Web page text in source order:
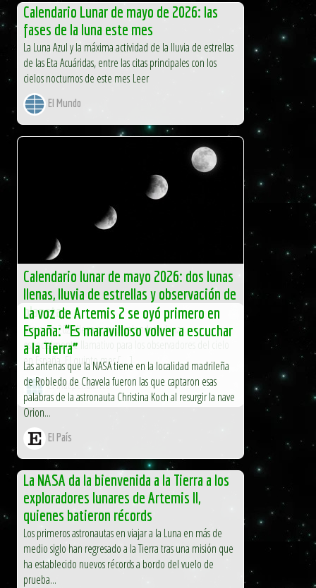
Calendario Lunar de mayo de 2026: las
fases de la luna este mes
La Luna Azul y la máxima actividad de la lluvia de estrellas
de las Eta Acuáridas, entre las citas principales con los
cielos nocturnos de este mes Leer
El Mundo
Calendario lunar de mayo 2026: dos lunas
llenas, lluvia de estrellas y observación de
planetas
Mayo de 2026 llega con un calendario lunar
especialmente llamativo para los observadores del cielo
en España. El quinto mes […]
El Independiente
La voz de Artemis 2 se oyó primero en
España: “Es maravilloso volver a escuchar
a la Tierra”
Las antenas que la NASA tiene en la localidad madrileña
de Robledo de Chavela fueron las que captaron esas
palabras de la astronauta Christina Koch al resurgir la nave
Orion...
El País
La NASA da la bienvenida a la Tierra a los
exploradores lunares de Artemis II,
quienes batieron récords
Los primeros astronautas en viajar a la Luna en más de
medio siglo han regresado a la Tierra tras una misión que
ha establecido nuevos récords a bordo del vuelo de
prueba...